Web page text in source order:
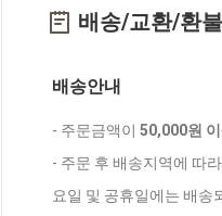
배송/교환/환
배송안내
- 주문금액이 50,000원
- 주문 후 배송지역에 따
요일 및 공휴일에는 배송